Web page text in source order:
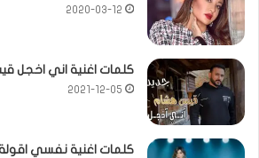
2020-03-12
كلمات اغنية اني اخجل قيس
2021-12-05
كلمات اغنية نفسي اقولة